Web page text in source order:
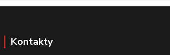
Kontakty